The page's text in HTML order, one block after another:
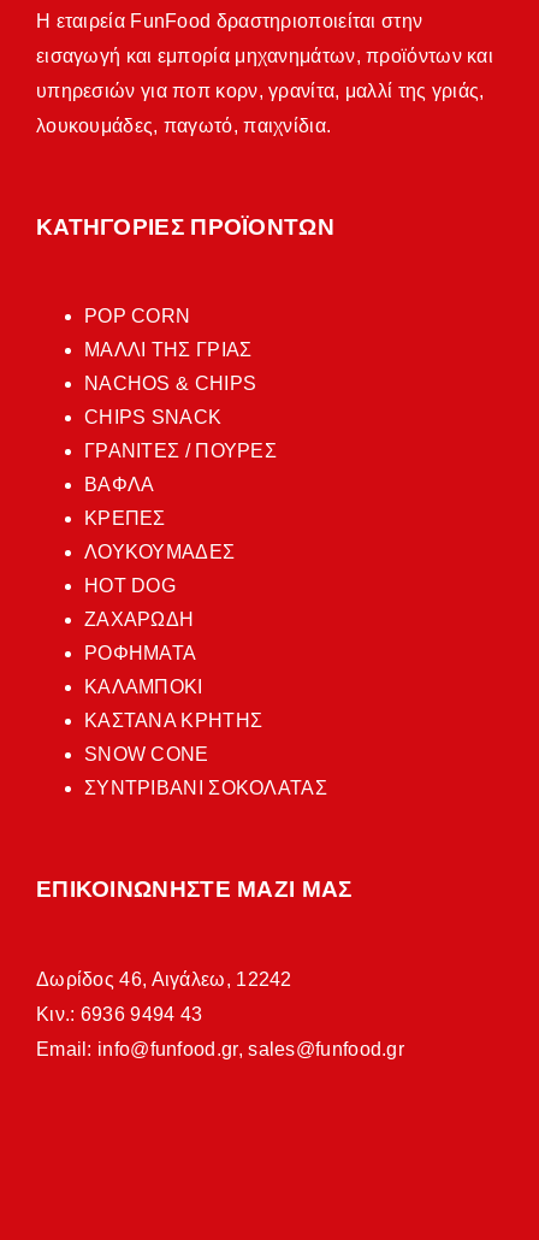
Η εταιρεία FunFood δραστηριοποιείται στην
εισαγωγή και εμπορία μηχανημάτων, προϊόντων και
υπηρεσιών για ποπ κορν, γρανίτα, μαλλί της γριάς,
λουκουμάδες, παγωτό, παιχνίδια.
ΚΑΤΗΓΟΡΙΕΣ ΠΡΟΪΟΝΤΩΝ
POP CORN
ΜΑΛΛΙ ΤΗΣ ΓΡΙΑΣ
NACHOS & CHIPS
CHIPS SNACK
ΓΡΑΝΙΤΕΣ / ΠΟΥΡΕΣ
ΒΑΦΛΑ
ΚΡΕΠΕΣ
ΛΟΥΚΟΥΜΑΔΕΣ
HOT DOG
ΖΑΧΑΡΩΔΗ
ΡΟΦΗΜΑΤΑ
ΚΑΛΑΜΠΟΚΙ
ΚΑΣΤΑΝΑ ΚΡΗΤΗΣ
SNOW CONE
ΣΥΝΤΡΙΒΑΝΙ ΣΟΚΟΛΑΤΑΣ
ΕΠΙΚΟΙΝΩΝΗΣΤΕ ΜΑΖΙ ΜΑΣ
Δωρίδος 46, Αιγάλεω, 12242
Κιν.: 6936 9494 43
Email: info@funfood.gr,sales@funfood.gr